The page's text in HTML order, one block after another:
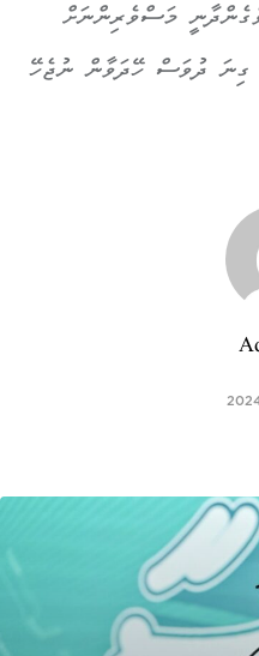
މަސްވެރިންނަށް
ދުވަސް ހޭދަވާން ނުޖެހޭ